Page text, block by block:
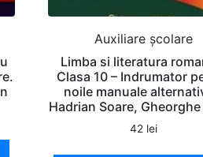
Auxiliare şcolare
Limba si literatura
Clasa 10 – Indrumator
noile manuale
Hadrian Soare, Gheorghe
42 lei